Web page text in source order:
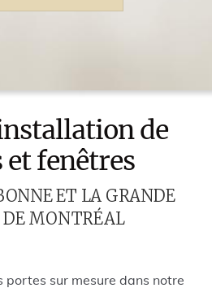
de
et fenêtres
ET LA GRANDE
DE MONTRÉAL
portes sur mesure dans notre